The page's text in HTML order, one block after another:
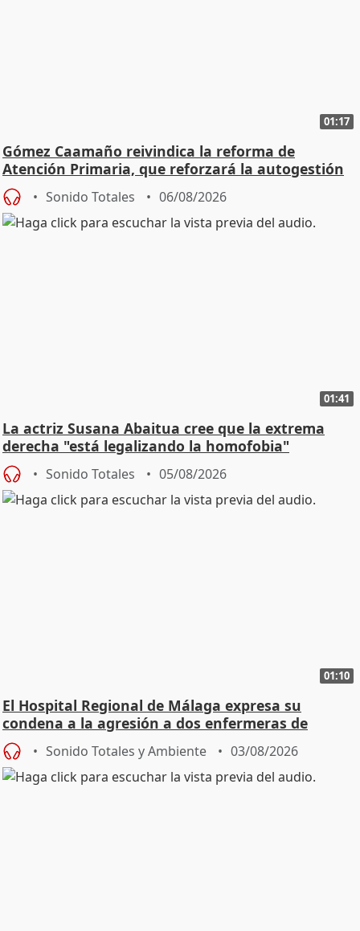
01:17
Gómez Caamaño reivindica la reforma de
Atención Primaria, que reforzará la autogestión
Sonido Totales 06/08/2026
01:41
La actriz Susana Abaitua cree que la extrema
derecha "está legalizando la homofobia"
Sonido Totales 05/08/2026
01:10
El Hospital Regional de Málaga expresa su
condena a la agresión a dos enfermeras de
Urgencias
Sonido Totales y Ambiente 03/08/2026